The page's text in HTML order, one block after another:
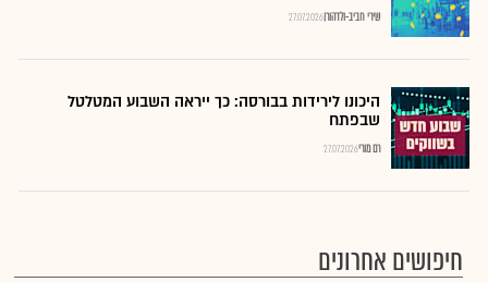
27.07.2026שירי חביב-ולדהורן
היכונו לירידות בבורסה: כך ייראה השבוע המטלטל
שבפתח
27.07.2026רם מורי
חיפושים אחרונים